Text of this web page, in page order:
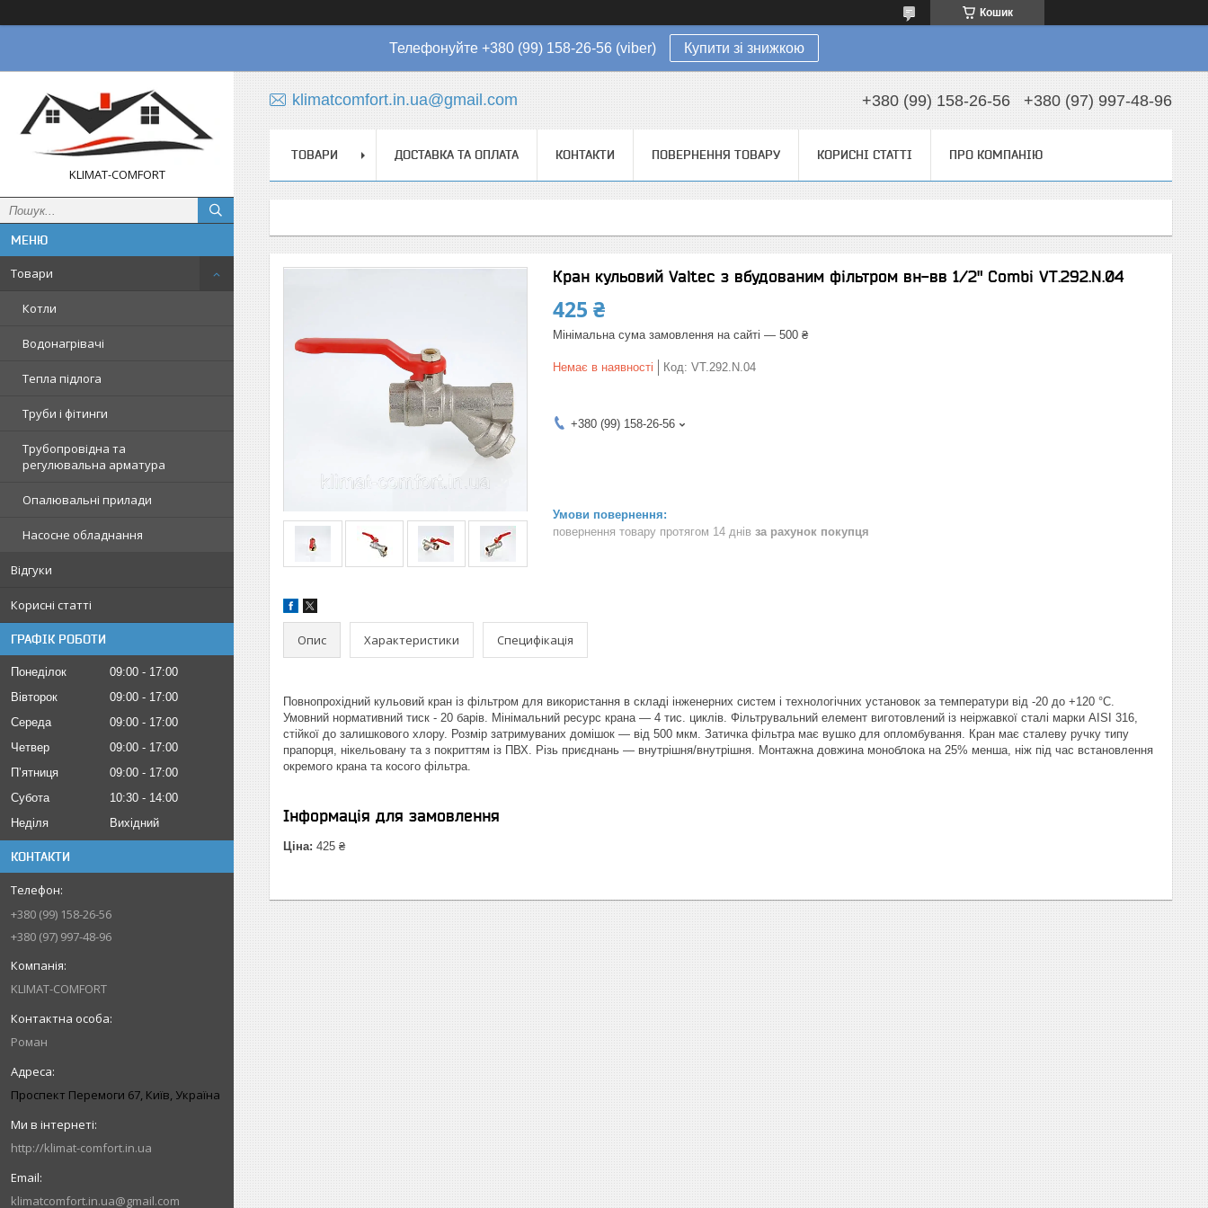
Кошик
Телефонуйте +380 (99) 158-26-56 (viber) Купити зі знижкою
KLIMAT-COMFORT
Товари
Котли
Водонагрівачі
Тепла підлога
Труби і фітинги
Трубопровідна та
регулювальна арматура
Опалювальні прилади
Насосне обладнання
Відгуки
Корисні статті
ГРАФІК РОБОТИ
Понеділок 09:00
17:00
Вівторок
09:00
17:00
Середа
09:00
17:00
Четвер
09:00
17:00
Пʼятниця
09:00
17:00
Субота
10:30
14:00
Неділя
Вихідний
КОНТАКТИ
+380 (99) 158-26-56
+380 (97) 997-48-96
KLIMAT-COMFORT
Роман
Проспект Перемоги 67, Київ, Україна
http://klimat-comfort.in.ua
klimatcomfort.in.ua@gmail.com
klimatcomfort.in.ua@gmail.com +380 (99) 158-26-56 +380 (97) 997-48-96
ТОВАРИ ДОСТАВКА ТА ОПЛАТА КОНТАКТИ ПОВЕРНЕННЯ ТОВАРУ КОРИСНІ СТАТТІ ПРО КОМПАНІЮ
Кран кульовий Valtec з вбудованим фільтром вн-вв 1/2" Combi VT.292.N.04
425 ₴
Мінімальна сума замовлення на сайті — 500 ₴
Немає в наявності Код: VT.292.N.04
+380 (99) 158-26-56
повернення товару протягом 14 днів за рахунок покупця
Опис Характеристики Специфікація
Повнопрохідний кульовий кран із фільтром для використання в складі інженерних систем і технологічних установок за температури від -20 до +120 °C.
Умовний нормативний тиск - 20 барів. Мінімальний ресурс крана — 4 тис. циклів. Фільтрувальний елемент виготовлений із неіржавкої сталі марки AISI 316,
стійкої до залишкового хлору. Розмір затримуваних домішок — від 500 мкм. Затичка фільтра має вушко для опломбування. Кран має сталеву ручку типу
прапорця, нікельовану та з покриттям із ПВХ. Різь приєднань — внутрішня/внутрішня. Монтажна довжина моноблока на 25% менша, ніж під час встановлення
окремого крана та косого фільтра.
Інформація для замовлення
Ціна: 425 ₴